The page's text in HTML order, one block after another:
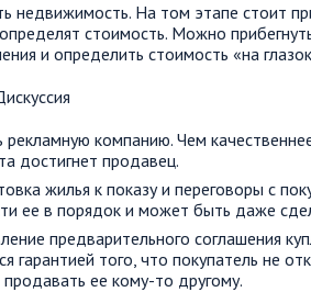
недвижимость. На том этапе стоит
стоимость. Можно
и определить стоимость «на
рекламную компанию. Чем
достигнет продавец.
жилья к показу и переговоры с
ее в порядок и может быть даже
предварительного соглашения
гарантией того, что покупатель не
продавать ее кому-то другому.